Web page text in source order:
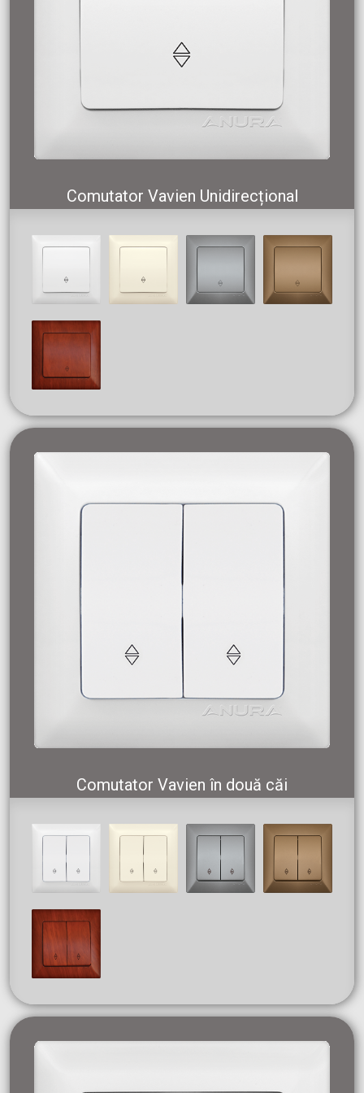
Comutator Vavien Unidirecțional
Comutator Vavien în două căi